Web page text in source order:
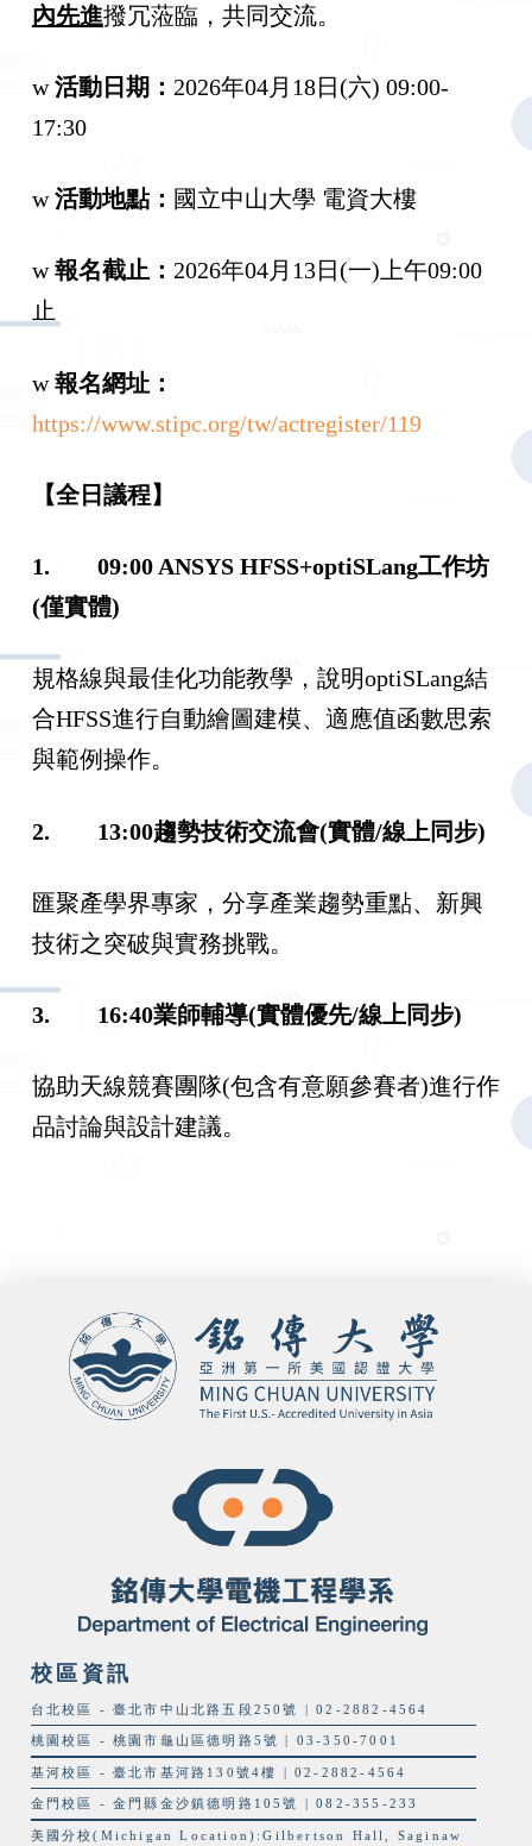
內先進撥冗蒞臨，共同交流。
w活動日期： 2026年04月18日(六) 09:00-
17:30
w活動地點： 國立中山大學 電資大樓
w報名截止： 2026年04月13日(一)上午09:00
止
w報名網址：
https://www.stipc.org/tw/actregister/119
【全日議程】
1. 09:00 ANSYS HFSS+optiSLang工作坊
(僅實體)
規格線與最佳化功能教學，說明optiSLang結
合HFSS進行自動繪圖建模、適應值函數思索
與範例操作。
2. 13:00趨勢技術交流會(實體/線上同步)
匯聚產學界專家，分享產業趨勢重點、新興
技術之突破與實務挑戰。
3. 16:40業師輔導(實體優先/線上同步)
協助天線競賽團隊(包含有意願參賽者)進行作
品討論與設計建議。
校區資訊
台北校區 - 臺北市中山北路五段250號 | 02-2882-4564
桃園校區 - 桃園市龜山區德明路5號 | 03-350-7001
基河校區 - 臺北市基河路130號4樓 | 02-2882-4564
金門校區 - 金門縣金沙鎮德明路105號 | 082-355-233
美國分校(Michigan Location):Gilbertson Hall, Saginaw